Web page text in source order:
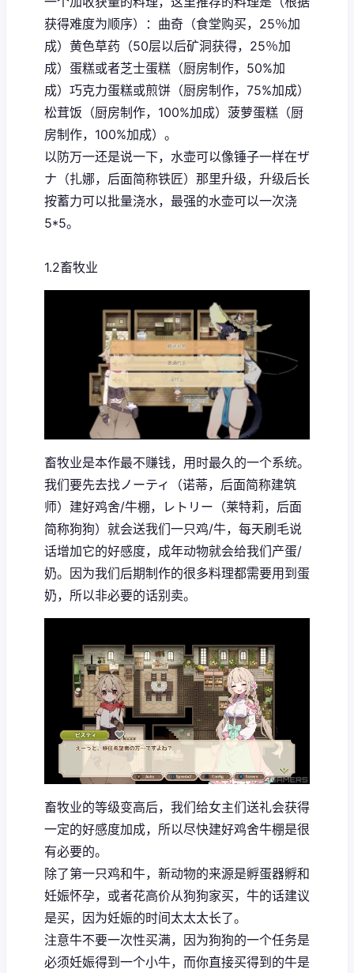
获得难度为顺序）：曲奇（食堂购买，25％加
成）黄色草药（50层以后矿洞获得，25％加
成）蛋糕或者芝士蛋糕（厨房制作，50%加
成）巧克力蛋糕或煎饼（厨房制作，75%加成）
松茸饭（厨房制作，100%加成）菠萝蛋糕（厨
房制作，100%加成）。
以防万一还是说一下，水壶可以像锤子一样在ザ
ナ（扎娜，后面简称铁匠）那里升级，升级后长
按蓄力可以批量浇水，最强的水壶可以一次浇
5*5。
1.2畜牧业
畜牧业是本作最不赚钱，用时最久的一个系统。
我们要先去找ノーティ（诺蒂，后面简称建筑
师）建好鸡舍/牛棚，レトリー（莱特莉，后面
简称狗狗）就会送我们一只鸡/牛，每天刷毛说
话增加它的好感度，成年动物就会给我们产蛋/
奶。因为我们后期制作的很多料理都需要用到蛋
奶，所以非必要的话别卖。
畜牧业的等级变高后，我们给女主们送礼会获得
一定的好感度加成，所以尽快建好鸡舍牛棚是很
有必要的。
除了第一只鸡和牛，新动物的来源是孵蛋器孵和
妊娠怀孕，或者花高价从狗狗家买，牛的话建议
是买，因为妊娠的时间太太太长了。
注意牛不要一次性买满，因为狗狗的一个任务是
必须妊娠得到一个小牛，而你直接买得到的牛是